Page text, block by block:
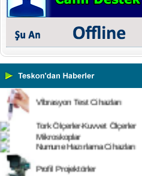
Ultrasonik Kalınlık Ölçüm
Cihazları
Mikroskoplar
Numune Hazırlama Cihazları